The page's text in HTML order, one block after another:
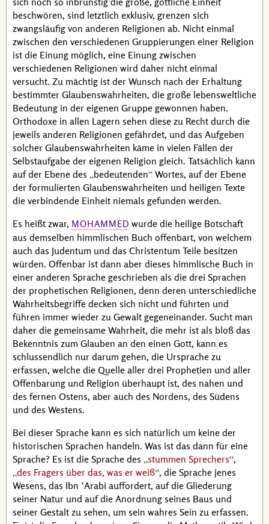
beschwören, sind letztlich exklusiv, grenzen sich
zwangsläufig von anderen Religionen ab. Nicht einmal
zwischen den verschiedenen Gruppierungen einer Religion
ist die Einung möglich, eine Einung zwischen
verschiedenen Religionen wird daher nicht einmal
versucht. Zu mächtig ist der Wunsch nach der Erhaltung
bestimmter Glaubenswahrheiten, die große lebensweltliche
Bedeutung in der eigenen Gruppe gewonnen haben.
Orthodoxe in allen Lagern sehen diese zu Recht durch die
jeweils anderen Religionen gefährdet, und das Aufgeben
solcher Glaubenswahrheiten käme in vielen Fällen der
Selbstaufgabe der eigenen Religion gleich. Tatsächlich kann
auf der Ebene des
bedeutenden Wortes, auf der Ebene
der formulierten Glaubenswahrheiten und heiligen Texte
die verbindende Einheit niemals gefunden werden.
Es heißt zwar, MOHAMMED wurde die heilige Botschaft
aus demselben himmlischen Buch offenbart, von welchem
auch das Judentum und das Christentum Teile besitzen
würden. Offenbar ist dann aber dieses himmlische Buch in
einer anderen Sprache geschrieben als die drei Sprachen
der prophetischen Religionen, denn deren unterschiedliche
Wahrheitsbegriffe decken sich nicht und führten und
führen immer wieder zu Gewalt gegeneinander. Sucht man
daher die gemeinsame Wahrheit, die mehr ist als bloß das
Bekenntnis zum Glauben an den einen Gott, kann es
schlussendlich nur darum gehen, die Ursprache zu
erfassen, welche die Quelle aller drei Prophetien und aller
Offenbarung und Religion überhaupt ist, des nahen und
des fernen Ostens, aber auch des Nordens, des Südens
und des Westens.
Bei dieser Sprache kann es sich natürlich um keine der
historischen Sprachen handeln. Was ist das dann für eine
Sprache? Es ist die Sprache des
stummen Sprechers ,
des Fragers über das, was er weiß , die Sprache jenes
Wesens, das Ibn ’Arabi auffordert, auf die Gliederung
seiner Natur und auf die Anordnung seines Baus und
seiner Gestalt zu sehen, um sein wahres Sein zu erfassen.